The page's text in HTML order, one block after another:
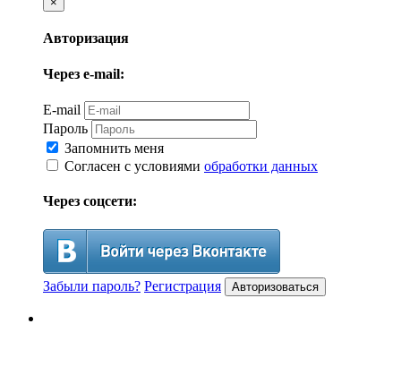
Авторизация
Через e-mail:
E-mail
Пароль
Запомнить меня
Согласен с условиями обработки данных
Через соцсети:
Забыли пароль? Регистрация Авторизоваться